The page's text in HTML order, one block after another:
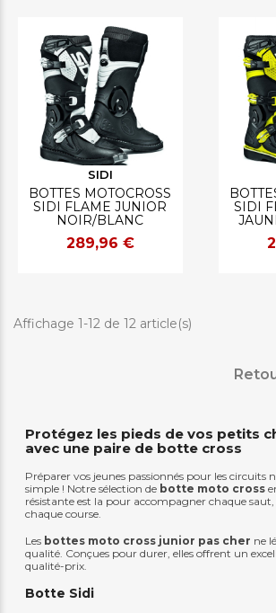
SIDI
BOTTES MOTOCROSS
SIDI FLAME JUNIOR
NOIR/BLANC
289,96 €
SIDI
Affichage 1-12 de 12 article(s)
Protégez les pieds de vos petits
avec une paire de botte cross
Préparer vos jeunes passionnés pour les circuits
simple ! Notre sélection de botte moto cross
résistante est la pour accompagner chaque
chaque course.
Les bottes moto cross junior pas cher ne
qualité. Conçues pour durer, elles offrent un
qualité-prix.
Botte Sidi